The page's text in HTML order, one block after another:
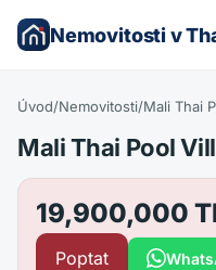
Nemovitosti v
Úvod/Nemovitosti/Mali Thai
Mali Thai Pool
19,900,000
Poptat